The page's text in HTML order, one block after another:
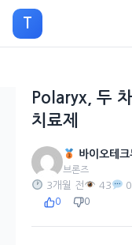
으
T
Polaryx, 두
치료제
바이오테크
브론즈
3개월 전 43 0
0 0